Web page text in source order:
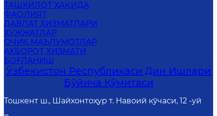
ТАШКИЛОТ ҲАҚИДА
ФАОЛИЯТ
ДАВЛАТ ХИЗМАТЛАРИ
ҲУЖЖАТЛАР
ОЧИҚ МАЪЛУМОТЛАР
АХБОРОТ ХИЗМАТИ
БОҒЛАНИШ
Ўзбекистон Республикаси Дин Ишлари
Бўйича Қўмитаси
Тошкент ш., Шайхонтоҳур т. Навоий кўчаси, 12 -уй